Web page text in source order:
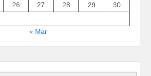
26 27 28 29
30
« Mar